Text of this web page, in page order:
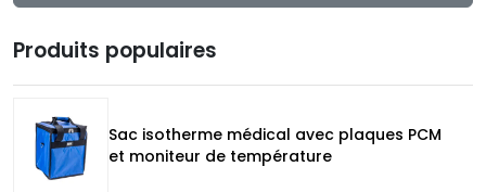
Produits populaires
Sac isotherme médical avec plaques PCM
et moniteur de température